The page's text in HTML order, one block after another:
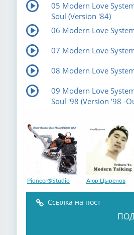
05 Modern Love
Soul (Version '84)
06 Modern Love
07 Modern Love
08 Modern Love
09 Modern Love
Soul '98 (Version '98 -
Pioneer®Studio Аюр Цыренов
Ссылка на пост